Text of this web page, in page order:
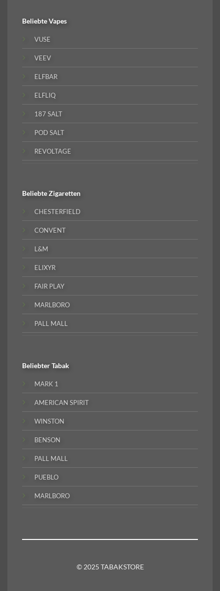
BeliebteVapes
VUSE
VEEV
ELFBAR
ELFLIQ
187 SALT
POD SALT
REVOLTAGE
BeliebteZigaretten
CHESTERFIELD
CONVENT
L&M
ELIXYR
FAIR PLAY
MARLBORO
PALL MALL
BeliebterTabak
MARK 1
AMERICAN SPIRIT
WINSTON
BENSON
PALL MALL
PUEBLO
MARLBORO
© 2025 TABAKSTORE